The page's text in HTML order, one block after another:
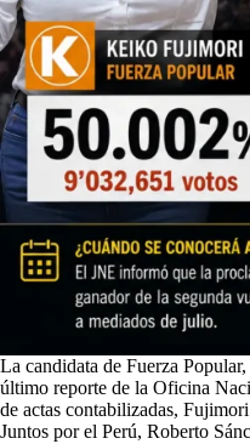
La candidata de Fuerza
último reporte de la Oficina
de actas contabilizadas,
Juntos por el Perú, Roberto